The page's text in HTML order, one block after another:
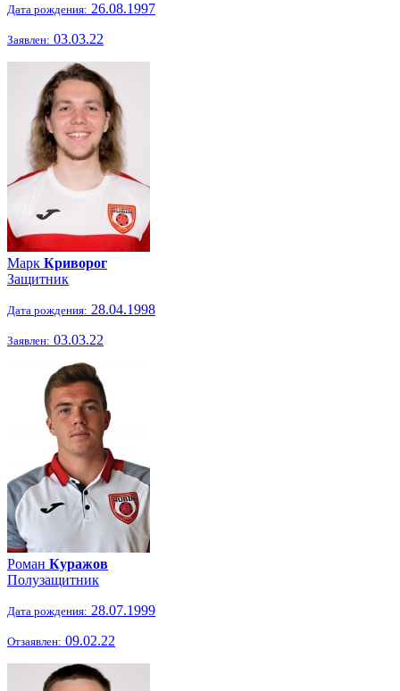
Дата рождения: 26.08.1997
Заявлен: 03.03.22
Марк Криворог
Защитник
Дата рождения: 28.04.1998
Заявлен: 03.03.22
Роман Куражов
Полузащитник
Дата рождения: 28.07.1999
Отзаявлен: 09.02.22